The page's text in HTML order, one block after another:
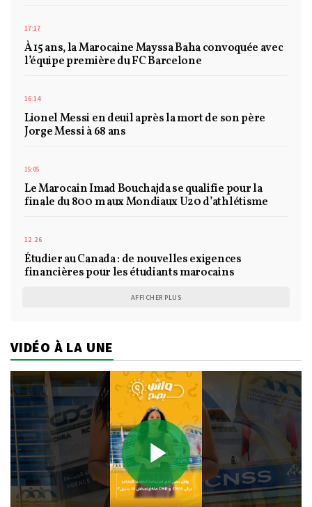
17:17
À 15 ans, la Marocaine Mayssa Baha convoquée avec
l’équipe première du FC Barcelone
16:14
Lionel Messi en deuil après la mort de son père
Jorge Messi à 68 ans
15:05
Le Marocain Imad Bouchajda se qualifie pour la
finale du 800 m aux Mondiaux U20 d’athlétisme
12:26
Étudier au Canada : de nouvelles exigences
financières pour les étudiants marocains
AFFICHER PLUS
VIDÉO À LA UNE
Play